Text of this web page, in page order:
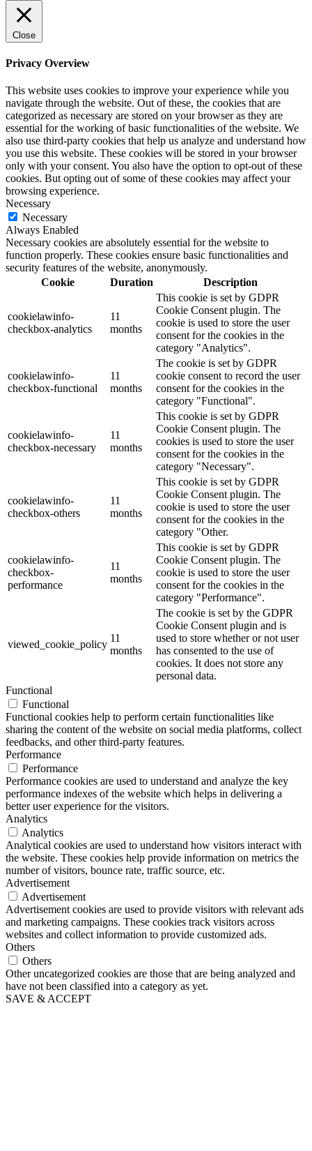
Close
Privacy Overview
This website uses cookies to improve your experience while you
navigate through the website. Out of these, the cookies that are
categorized as necessary are stored on your browser as they are
essential for the working of basic functionalities of the website. We
also use third-party cookies that help us analyze and understand how
you use this website. These cookies will be stored in your browser
only with your consent. You also have the option to opt-out of these
cookies. But opting out of some of these cookies may affect your
browsing experience.
Necessary
Necessary
Always Enabled
Necessary cookies are absolutely essential for the website to
function properly. These cookies ensure basic functionalities and
security features of the website, anonymously.
Cookie
Duration Description
cookielawinfo-
checkbox-analytics
11
months
This cookie is set by GDPR
Cookie Consent plugin. The
cookie is used to store the user
consent for the cookies in the
category "Analytics".
cookielawinfo-
checkbox-functional
11
months
The cookie is set by GDPR
cookie consent to record the user
consent for the cookies in the
category "Functional".
cookielawinfo-
checkbox-necessary
11
months
This cookie is set by GDPR
Cookie Consent plugin. The
cookies is used to store the user
consent for the cookies in the
category "Necessary".
cookielawinfo-
checkbox-others
11
months
This cookie is set by GDPR
Cookie Consent plugin. The
cookie is used to store the user
consent for the cookies in the
category "Other.
cookielawinfo-
checkbox-
performance
11
months
This cookie is set by GDPR
Cookie Consent plugin. The
cookie is used to store the user
consent for the cookies in the
category "Performance".
viewed_cookie_policy
11
months
The cookie is set by the GDPR
Cookie Consent plugin and is
used to store whether or not user
has consented to the use of
cookies. It does not store any
personal data.
Functional
Functional
Functional cookies help to perform certain functionalities like
sharing the content of the website on social media platforms, collect
feedbacks, and other third-party features.
Performance
Performance
Performance cookies are used to understand and analyze the key
performance indexes of the website which helps in delivering a
better user experience for the visitors.
Analytics
Analytics
Analytical cookies are used to understand how visitors interact with
the website. These cookies help provide information on metrics the
number of visitors, bounce rate, traffic source, etc.
Advertisement
Advertisement
Advertisement cookies are used to provide visitors with relevant ads
and marketing campaigns. These cookies track visitors across
websites and collect information to provide customized ads.
Others
Others
Other uncategorized cookies are those that are being analyzed and
have not been classified into a category as yet.
SAVE & ACCEPT